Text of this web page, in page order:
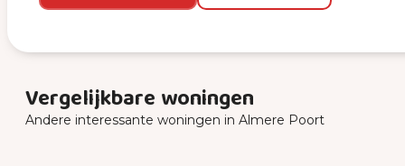
Vergelijkbare woningen
Andere interessante woningen in Almere Poort